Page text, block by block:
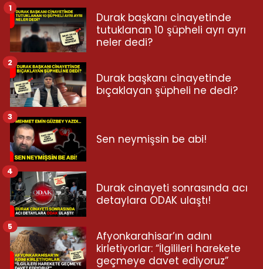
Durak başkanı cinayetinde
tutuklanan 10 şüpheli ayrı ayrı
neler dedi?
1
Durak başkanı cinayetinde
bıçaklayan şüpheli ne dedi?
2
Sen neymişsin be abi!
3
Durak cinayeti sonrasında acı
detaylara ODAK ulaştı!
4
Afyonkarahisar’ın adını
kirletiyorlar: “İlgilileri harekete
geçmeye davet ediyoruz”
5